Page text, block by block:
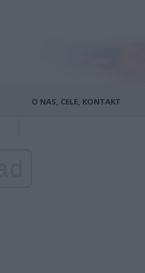
O NAS, CELE, KONTAKT